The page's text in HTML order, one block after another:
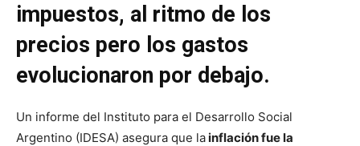
impuestos, al ritmo de los
precios pero los gastos
evolucionaron por debajo.
Un informe del Instituto para el Desarrollo Social
Argentino (IDESA) asegura que lainflación fue la